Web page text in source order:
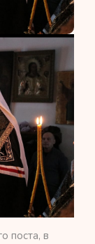
поста, в